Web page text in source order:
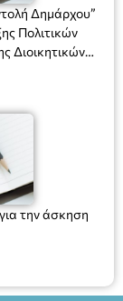
Δημάρχου”
Πολιτικών
Διοικητικών
την άσκηση